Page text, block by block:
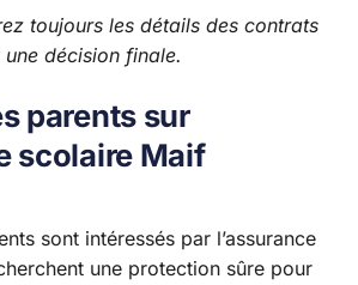
toujours les détails des contrats
décision finale.
parents sur
scolaire Maif
sont intéressés par l’assurance
une protection sûre pour